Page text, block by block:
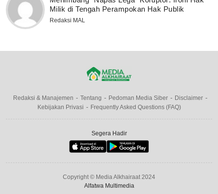
Milik di Tengah Perampokan Hak Publik
Redaksi MAL
Redaksi & Manajemen Tentang Pedoman Media Siber
Disclaimer
Kebijakan Privasi
Frequently Asked Questions (FAQ)
Segera Hadir
Copyright © Media Alkhairaat 2024
Alfatwa Multimedia